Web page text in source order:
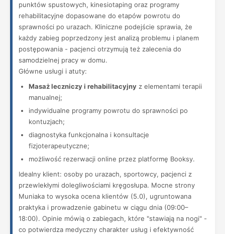
punktów spustowych, kinesiotaping oraz programy
rehabilitacyjne dopasowane do etapów powrotu do
sprawności po urazach. Kliniczne podejście sprawia, że
każdy zabieg poprzedzony jest analizą problemu i planem
postępowania - pacjenci otrzymują też zalecenia do
samodzielnej pracy w domu.
Główne usługi i atuty:
Masaż leczniczy i rehabilitacyjny z elementami terapii
manualnej;
indywidualne programy powrotu do sprawności po
kontuzjach;
diagnostyka funkcjonalna i konsultacje
fizjoterapeutyczne;
możliwość rezerwacji online przez platformę Booksy.
Idealny klient: osoby po urazach, sportowcy, pacjenci z
przewlekłymi dolegliwościami kręgosłupa. Mocne strony
Muniaka to wysoka ocena klientów (5.0), ugruntowana
praktyka i prowadzenie gabinetu w ciągu dnia (09:00–
18:00). Opinie mówią o zabiegach, które "stawiają na nogi" -
co potwierdza medyczny charakter usług i efektywność